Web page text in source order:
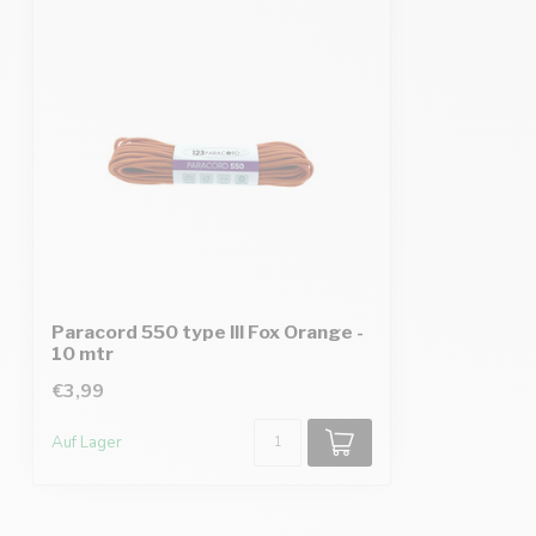
Paracord 550 type III Fox Orange -
10 mtr
€3,99
Auf Lager